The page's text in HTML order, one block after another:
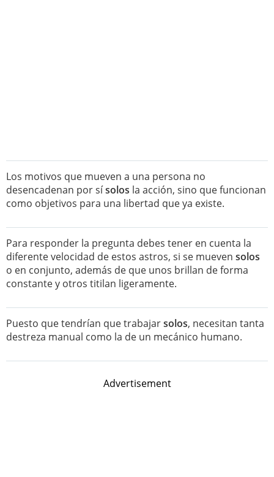
Los motivos que mueven a una persona no
desencadenan por sísolos la acción, sino que funcionan
como objetivos para una libertad que ya existe.
Para responder la pregunta debes tener en cuenta la
diferente velocidad de estos astros, si se mueven solos
o en conjunto, además de que unos brillan de forma
constante y otros titilan ligeramente.
Puesto que tendrían que trabajarsolos, necesitan tanta
destreza manual como la de un mecánico humano.
Advertisement